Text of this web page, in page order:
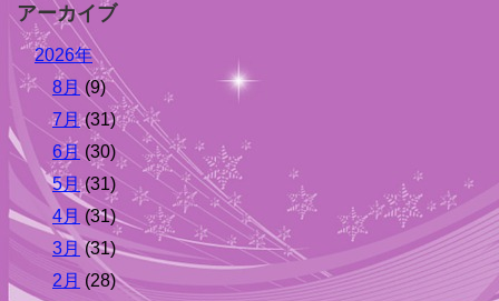
アーカイブ
2026年
8月(9)
7月(31)
6月 (30)
5月 (31)
4月 (31)
3月(31)
2月 (28)